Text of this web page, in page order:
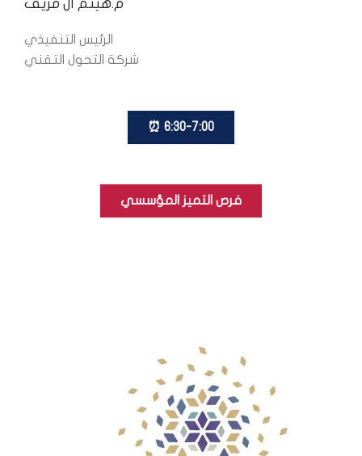
م.هيثم آل مريف
الرئيس التنفيذي
شركة التحول التقني
6:30-7:00 ⏰
فرص التميز المؤسسي